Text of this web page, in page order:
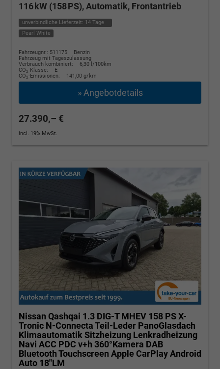
116 kW (158 PS), Automatik, Frontantrieb
unverbindliche Lieferzeit: 14 Tage
Pearl White
Fahrzeugnr.: 511175
Benzin
Fahrzeug mit Tageszulassung
Verbrauch kombiniert:
6,30 l/100km
CO2-Klasse:
E
CO2-Emissionen: 141,00 g/km
» Angebotdetails
27.390,– €
incl. 19% MwSt.
Nissan Qashqai 1.3 DIG-T MHEV 158 PS X-
Tronic N-Connecta Teil-Leder PanoGlasdach
Klimaautomatik Sitzheizung Lenkradheizung
Navi ACC PDC v+h 360°Kamera DAB
Bluetooth Touchscreen Apple CarPlay Android
Auto 18"LM